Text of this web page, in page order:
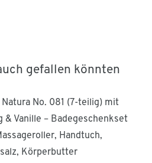
gefallen könnten
Natura No. 081 (7-teilig) mit
& Vanille – Badegeschenkset
Handtuch,
Körperbutter